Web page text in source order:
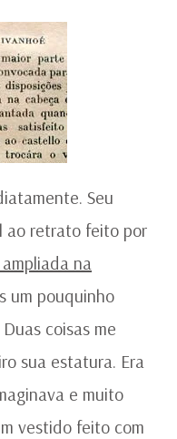
Seu
ao retrato feito por
na
um pouquinho
coisas me
sua estatura. Era
e muito
vestido feito com